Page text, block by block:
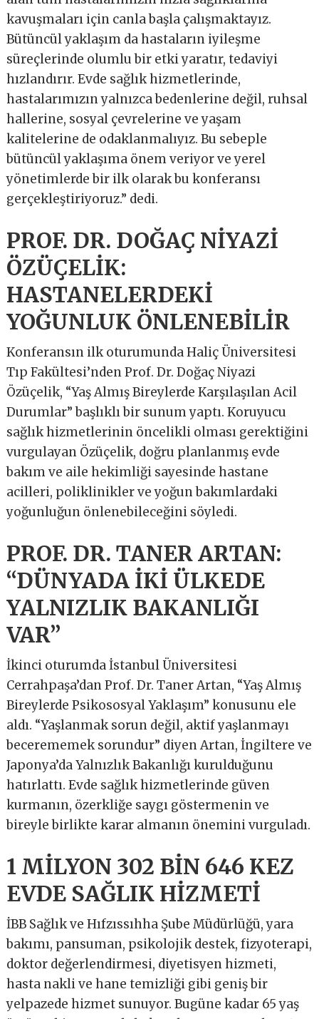
kavuşmaları için canla başla çalışmaktayız.
Bütüncül yaklaşım da hastaların iyileşme
süreçlerinde olumlu bir etki yaratır, tedaviyi
hızlandırır. Evde sağlık hizmetlerinde,
hastalarımızın yalnızca bedenlerine değil, ruhsal
hallerine, sosyal çevrelerine ve yaşam
kalitelerine de odaklanmalıyız. Bu sebeple
bütüncül yaklaşıma önem veriyor ve yerel
yönetimlerde bir ilk olarak bu konferansı
gerçekleştiriyoruz.” dedi.
PROF. DR. DOĞAÇ NİYAZİ
ÖZÜÇELİK:
HASTANELERDEKİ
YOĞUNLUK ÖNLENEBİLİR
Konferansın ilk oturumunda Haliç Üniversitesi
Tıp Fakültesi’nden Prof. Dr. Doğaç Niyazi
Özüçelik, “Yaş Almış Bireylerde Karşılaşılan Acil
Durumlar” başlıklı bir sunum yaptı. Koruyucu
sağlık hizmetlerinin öncelikli olması gerektiğini
vurgulayan Özüçelik, doğru planlanmış evde
bakım ve aile hekimliği sayesinde hastane
acilleri, poliklinikler ve yoğun bakımlardaki
yoğunluğun önlenebileceğini söyledi.
PROF. DR. TANER ARTAN:
“DÜNYADA İKİ ÜLKEDE
YALNIZLIK BAKANLIĞI
VAR”
İkinci oturumda İstanbul Üniversitesi
Cerrahpaşa’dan Prof. Dr. Taner Artan, “Yaş Almış
Bireylerde Psikososyal Yaklaşım” konusunu ele
aldı. “Yaşlanmak sorun değil, aktif yaşlanmayı
becerememek sorundur” diyen Artan, İngiltere ve
Japonya’da Yalnızlık Bakanlığı kurulduğunu
hatırlattı. Evde sağlık hizmetlerinde güven
kurmanın, özerkliğe saygı göstermenin ve
bireyle birlikte karar almanın önemini vurguladı.
1 MİLYON 302 BİN 646 KEZ
EVDE SAĞLIK HİZMETİ
İBB Sağlık ve Hıfzıssıhha Şube Müdürlüğü, yara
bakımı, pansuman, psikolojik destek, fizyoterapi,
doktor değerlendirmesi, diyetisyen hizmeti,
hasta nakli ve hane temizliği gibi geniş bir
yelpazede hizmet sunuyor. Bugüne kadar 65 yaş